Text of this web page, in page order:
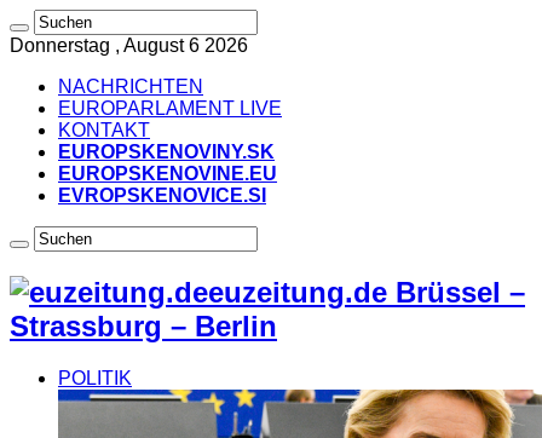
Donnerstag , August 6 2026
NACHRICHTEN
EUROPARLAMENT LIVE
KONTAKT
EUROPSKENOVINY.SK
EUROPSKENOVINE.EU
EVROPSKENOVICE.SI
euzeitung.de Brüssel –
Strassburg – Berlin
POLITIK